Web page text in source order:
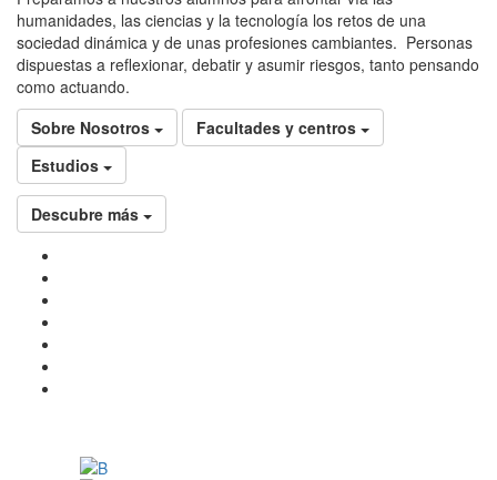
humanidades, las ciencias y la tecnología los retos de una
sociedad dinámica y de unas profesiones cambiantes. Personas
dispuestas a reflexionar, debatir y asumir riesgos, tanto pensando
como actuando.
Sobre Nosotros
Facultades y centros
Estudios
Descubre más